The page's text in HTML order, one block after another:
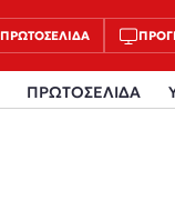
ΠΡΩΤΟΣΈΛΙΔΑ
ΠΡΩΤΟΣΕΛΙΔΑ